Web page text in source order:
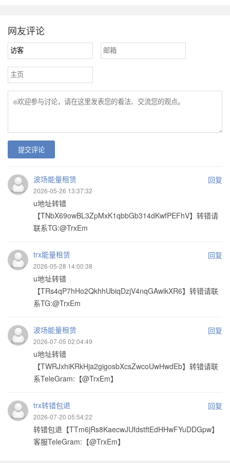
网友评论
提交评论
波场能量租赁 回复
2026-05-26 13:37:32
u地址转错
【TNbX69owBL3ZpMxK1qbbGb314dKwfPEFhV】转错请
联系TG:@TrxEm
trx能量租赁 回复
2026-05-28 14:00:38
u地址转错
【TRs4qP7hHo2QkhhUbiqDzjV4nqGAwikXR6】转错请联
系TG:@TrxEm
波场能量租赁 回复
2026-07-05 02:04:49
u地址转错
【TWRJxhiKRkHja2gigosbXcsZwcoUwHwdEb】转错请联
系TeleGram:【@TrxEm】
trx转错包退 回复
2026-07-20 05:54:22
转错包退【TTm6jRs8KaecwJUfdstftEdHHwFYuDDGpw】
客服TeleGram:【@TrxEm】